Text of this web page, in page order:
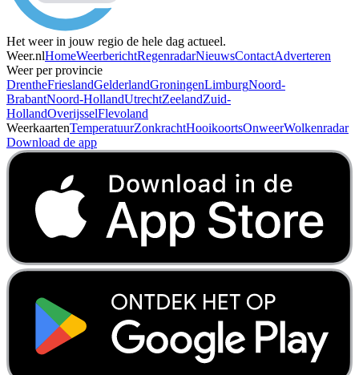
Het weer in jouw regio de hele dag actueel.
Weer.nlHomeWeerberichtRegenradarNieuwsContactAdverteren
Weer per provincie
DrentheFrieslandGelderlandGroningenLimburgNoord-
BrabantNoord-HollandUtrechtZeelandZuid-
HollandOverijsselFlevoland
WeerkaartenTemperatuurZonkrachtHooikoortsOnweerWolkenradar
Download de app